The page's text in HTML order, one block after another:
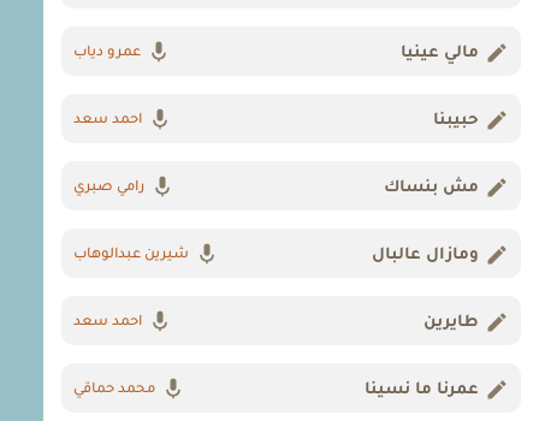
مالي عينيا عمرو دياب
حبيبنا احمد سعد
مش بنساك رامي صبري
ومازال عالبال شيرين عبدالوهاب
طايرين احمد سعد
عمرنا ما نسينا محمد حماقي